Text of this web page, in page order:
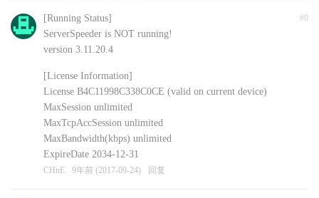
安装的其他软件：shadowsockR
CHnE 9年前 (2017-09-24) 回复
#0
[Running Status]
ServerSpeeder is NOT running!
version 3.11.20.4
[License Information]
License B4C11998C338C0CE (valid on current device)
MaxSession unlimited
MaxTcpAccSession unlimited
MaxBandwidth(kbps) unlimited
ExpireDate 2034-12-31
CHnE 9年前 (2017-09-24) 回复